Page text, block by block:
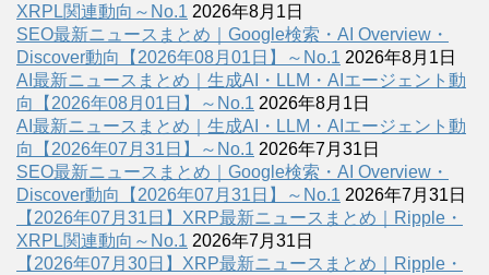
XRPL関連動向～No.1 2026年8月1日
SEO最新ニュースまとめ｜Google検索・AI Overview・
Discover動向【2026年08月01日】～No.1 2026年8月1日
AI最新ニュースまとめ｜生成AI・LLM・AIエージェント動
向【2026年08月01日】～No.1 2026年8月1日
AI最新ニュースまとめ｜生成AI・LLM・AIエージェント動
向【2026年07月31日】～No.1 2026年7月31日
SEO最新ニュースまとめ｜Google検索・AI Overview・
Discover動向【2026年07月31日】～No.1 2026年7月31日
【2026年07月31日】XRP最新ニュースまとめ｜Ripple・
XRPL関連動向～No.1 2026年7月31日
【2026年07月30日】XRP最新ニュースまとめ｜Ripple・